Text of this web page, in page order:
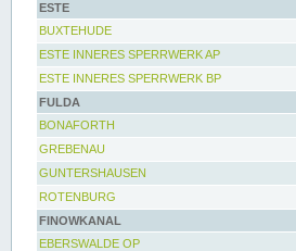
ESTE
BUXTEHUDE
ESTE INNERES SPERRWERK AP
ESTE INNERES SPERRWERK BP
FULDA
BONAFORTH
GREBENAU
GUNTERSHAUSEN
ROTENBURG
FINOWKANAL
EBERSWALDE OP